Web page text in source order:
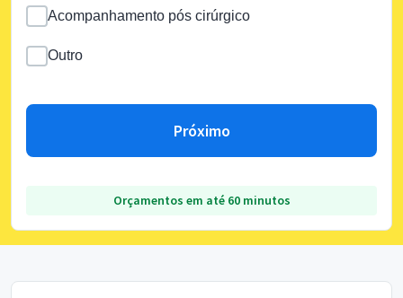
Acompanhamento pós cirúrgico
Outro
Próximo
Orçamentos em até 60 minutos